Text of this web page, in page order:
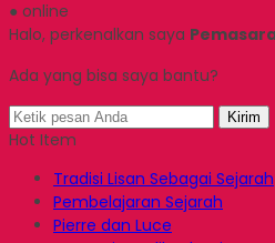
● online
Halo, perkenalkan saya
Ada yang bisa saya bantu?
Kirim
Hot Item
Tradisi Lisan Sebagai Sejarah
Pembelajaran Sejarah
Pierre dan Luce